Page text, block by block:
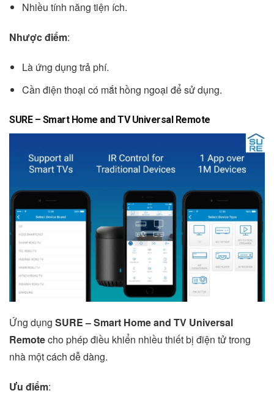
Nhiều tính năng tiện ích.
Nhược điểm:
Là ứng dụng trả phí.
Cần điện thoại có mắt hồng ngoại để sử dụng.
SURE – Smart Home and TV Universal Remote
Ứng dụng SURE – Smart Home and TV Universal
Remotecho phép điều khiển nhiều thiết bị điện tử trong
nhà một cách dễ dàng.
Ưu điểm: